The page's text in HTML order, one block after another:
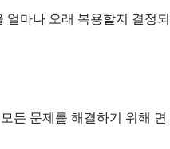
마나 오래 복용할지 결정되
든 문제를 해결하기 위해 면